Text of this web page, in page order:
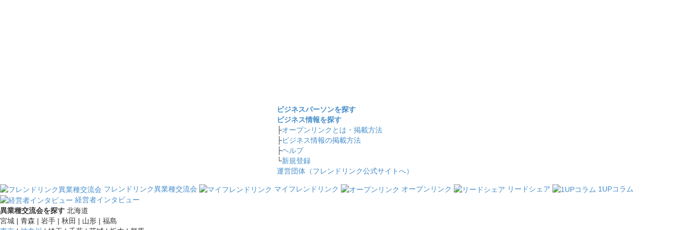
ビジネスパーソンを探す
ビジネス情報を探す
├オープンリンクとは・掲載方法
├ビジネス情報の掲載方法
├ヘルプ
└新規登録
運営団体（フレンドリンク公式サイトへ）
フレンドリンク異業種交流会 マイフレンドリンク オープンリンク リードシェア
1UPコラム
経営者インタビュー
異業種交流会を探す 北海道
宮城 | 青森 | 岩手 | 秋田 | 山形 | 福島